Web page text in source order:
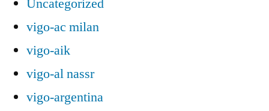
Uncategorized
vigo-ac milan
vigo-aik
vigo-al nassr
vigo-argentina